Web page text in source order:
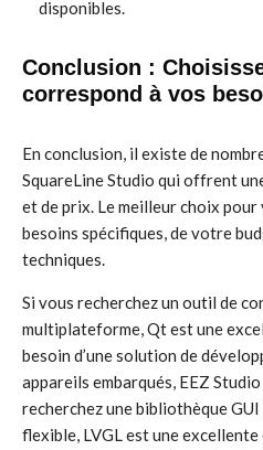
disponibles.
Conclusion :
correspond à vos
En conclusion, il existe de
SquareLine Studio qui offrent
et de prix. Le meilleur choix pour
besoins spécifiques, de votre
techniques.
Si vous recherchez un outil de
multiplateforme, Qt est une
besoin d’une solution de
appareils embarqués, EEZ
recherchez une bibliothèque
flexible, LVGL est une